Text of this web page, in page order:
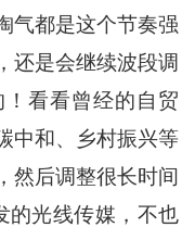
气都是这个节奏强
还是会继续波段调
看看曾经的自贸
中和、乡村振兴等
然后调整很长时间
的光线传媒，不也